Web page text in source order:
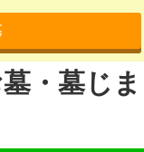
・墓じま